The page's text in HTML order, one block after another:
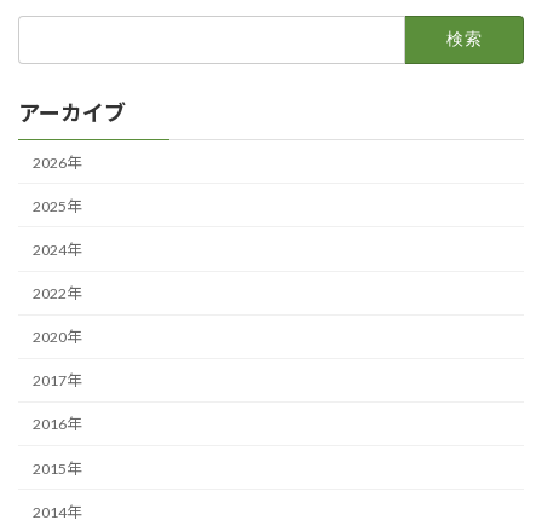
アーカイブ
2026年
2025年
2024年
2022年
2020年
2017年
2016年
2015年
2014年